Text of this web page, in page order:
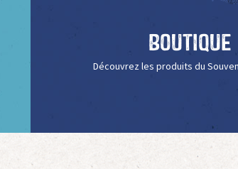
Boutique
Découvrez les produits du